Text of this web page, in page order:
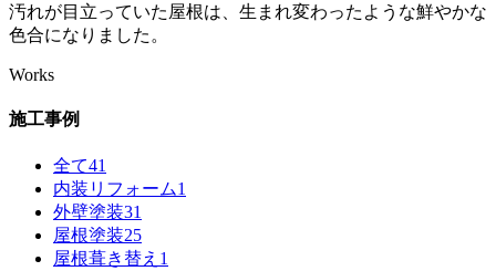
汚れが目立っていた屋根は、生まれ変わったような鮮やかな
色合になりました。
Works
施工事例
全て41
内装リフォーム1
外壁塗装31
屋根塗装25
屋根葺き替え 1